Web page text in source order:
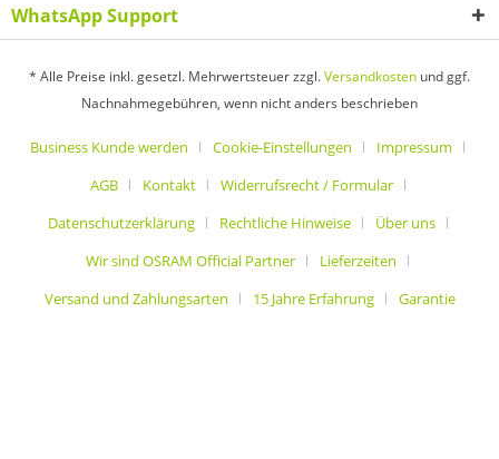
WhatsApp Support
* Alle Preise inkl. gesetzl. Mehrwertsteuer zzgl.Versandkosten und ggf.
Nachnahmegebühren, wenn nicht anders beschrieben
Business Kunde werden Cookie-Einstellungen
Impressum
AGB
Kontakt
Widerrufsrecht / Formular
Datenschutzerklärung
Rechtliche Hinweise
Über uns
Wir sind OSRAM Official Partner
Lieferzeiten
Versand und Zahlungsarten
15 Jahre Erfahrung Garantie